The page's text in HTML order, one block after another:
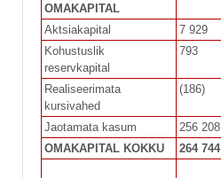
OMAKAPITAL
Aktsiakapital
7 929
Kohustuslik
reservkapital
793
Realiseerimata
kursivahed
(186)
Jaotamata kasum 256 208
OMAKAPITAL KOKKU
264 744